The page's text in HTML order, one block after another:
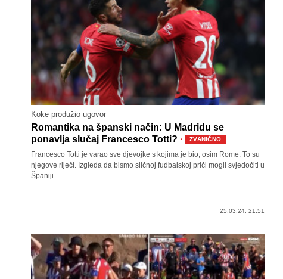
Koke produžio ugovor
Romantika na španski način: U Madridu se
ponavlja slučaj Francesco Totti? · ZVANIČNO
Francesco Totti je varao sve djevojke s kojima je bio, osim Rome. To su
njegove riječi. Izgleda da bismo sličnoj fudbalskoj priči mogli svjedočiti u
Španiji.
25.03.24. 21:51